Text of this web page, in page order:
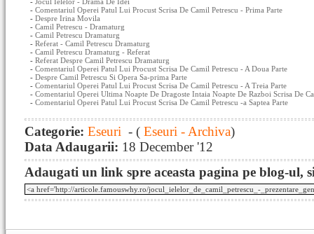
- Comentariul Operei Patul Lui Procust Scrisa De Camil Petrescu - Prima Parte
- Despre Irina Movila
- Camil Petrescu - Dramaturg
- Camil Petrescu Dramaturg
- Referat - Camil Petrescu Dramaturg
- Camil Petrescu Dramaturg - Referat
- Referat Despre Camil Petrescu Dramaturg
- Comentariul Operei Patul Lui Procust Scrisa De Camil Petrescu - A Doua Parte
- Despre Camil Petrescu Si Opera Sa-prima Parte
- Comentariul Operei Patul Lui Procust Scrisa De Camil Petrescu - A Treia Parte
- Comentariul Operei Ultima Noapte De Dragoste Intaia Noapte De Razboi Scrisa De
- Comentariul Operei Patul Lui Procust Scrisa De Camil Petrescu -a Saptea Parte
Categorie: Eseuri - ( Eseuri - Archiva)
Data Adaugarii: 18 December '12
Adaugati un link spre aceasta pagina pe blog-ul,